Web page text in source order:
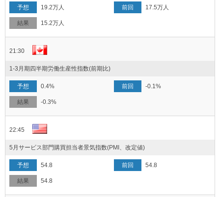
19.2万人 17.5万人
15.2万人
21:30
1-3月期四半期労働生産性指数(前期比)
0.4% -0.1%
-0.3%
22:45
5月サービス部門購買担当者景気指数(PMI、改定値)
54.8 54.8
54.8